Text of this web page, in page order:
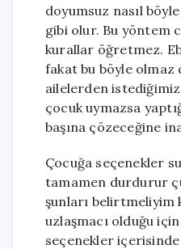
doyumsuz nasıl
gibi olur. Bu yöntem
kurallar öğretmez.
fakat bu böyle olmaz
ailelerden
çocuk uymazsa
başına çözeceğine
Çocuğa seçenekler
tamamen durdurur
şunları belirtmeliyim
uzlaşmacı olduğu
seçenekler